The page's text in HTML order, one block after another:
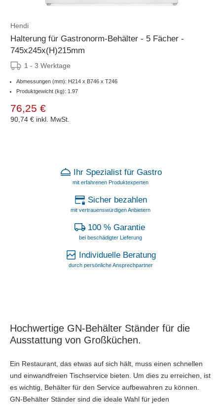
Hendi
Halterung für Gastronorm-Behälter - 5 Fächer -
745x245x(H)215mm
1 - 3 Werktage
Abmessungen (mm): H214 x B746 x T246
Produktgewicht (kg): 1.97
76,25 €
90,74 € inkl. MwSt.
Ihr Spezialist für Gastro
mit erfahrenen Produktexperten
Sicher bezahlen
mit vertrauenswürdigen Anbietern
100 % Garantie
bei beschädigter Lieferung
Individuelle Beratung
durch persönliche Ansprechpartner
Hochwertige GN-Behälter Ständer für die
Ausstattung von Großküchen.
Ein Restaurant, das etwas auf sich hält, muss einen schnellen
und einwandfreien Tischservice bieten. Um dies zu erreichen, ist
es wichtig, Behälter für den Service aufbewahren zu können.
GN-Behälter Ständer sind die ideale Wahl für jeden